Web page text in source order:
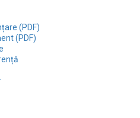
(PDF)
(PDF)